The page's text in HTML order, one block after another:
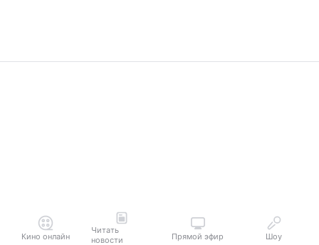
Кино онлайн
Читать
новости
Прямой эфир Шоу